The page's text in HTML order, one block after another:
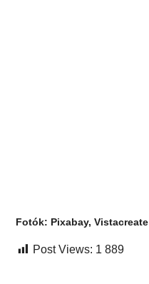
Fotók: Pixabay, Vistacreate
Post Views: 1 889